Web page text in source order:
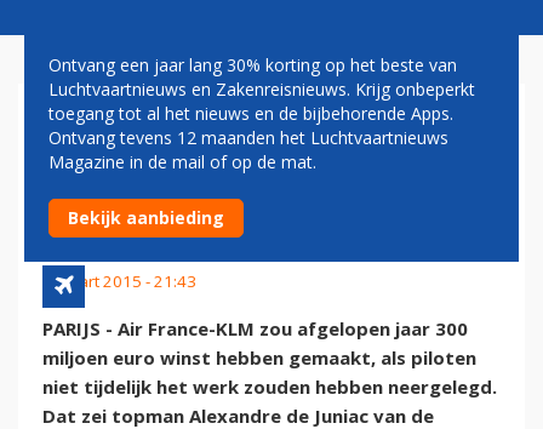
'FLINKE WINST AIR FRANCE-
KLM ALS PILOTEN NIET
HADDEN GESTAAKT'
9 maart 2015 - 21:43
PARIJS - Air France-KLM zou afgelopen jaar 300
miljoen euro winst hebben gemaakt, als piloten
niet tijdelijk het werk zouden hebben neergelegd.
Dat zei topman Alexandre de Juniac van de
Ontvang een jaar lang 30% korting op het beste van
Luchtvaartnieuws en Zakenreisnieuws. Krijg onbeperkt
toegang tot al het nieuws en de bijbehorende Apps.
Ontvang tevens 12 maanden het Luchtvaartnieuws
Magazine in de mail of op de mat.
Bekijk aanbieding